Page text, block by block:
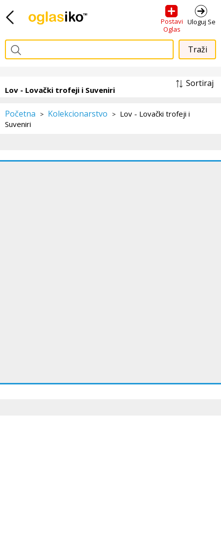
Postavi
Oglas
Uloguj Se
Sortiraj
Lov - Lovački trofeji i Suveniri
Početna > Kolekcionarstvo > Lov - Lovački trofeji i
Suveniri